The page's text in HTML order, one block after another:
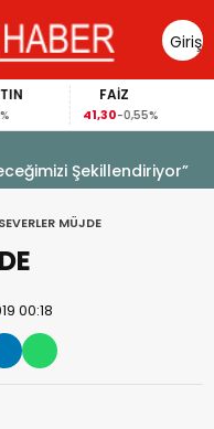
Giriş
Yap
FAİZ
41,30-0,55%
Şekillendiriyor”
MÜJDE
00:18